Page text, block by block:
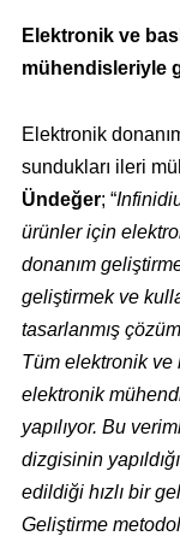
Elektronik ve
mühendisleriyle
Elektronik
sundukları ileri
Ündeğer; “
ürünler için
donanım
geliştirmek ve
tasarlanmış
Tüm elektronik ve
elektronik
yapılıyor. Bu
dizgisinin
edildiği hızlı bir
Geliştirme